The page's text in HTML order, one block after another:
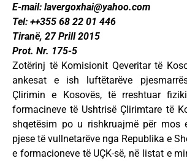
E-mail: lavergoxhai@yahoo.com
Tel: ++355 68 22 01 446
Tiranë, 27 Prill 2015
Prot. Nr. 175-5
Zotërinj të Komisionit Qeveritar të
ankesat e ish luftëtarëve
Çlirimin e Kosovës, të rreshtuar
formacineve të Ushtrisë Çlirimtare të
shqetësim po u rishkruajmë për mos
pjese të vullnetarëve nga Republika e
e formacioneve të UÇK-së, në listat e